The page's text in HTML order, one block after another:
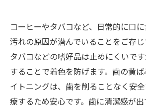
コーヒーやタバコなど、日常的に口
汚れの原因が潜んでいることをご存
タバコなどの嗜好品は止めにくいで
することで着色を防げます。歯の黄
イトニングは、歯を削ることなく安
療するため安心です。歯に清潔感が